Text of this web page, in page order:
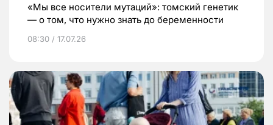
«Мы все носители мутаций»: томский генетик
— о том, что нужно знать до беременности
08:30 / 17.07.26